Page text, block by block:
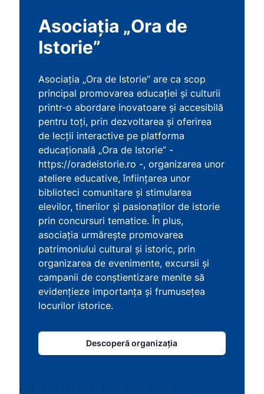
Asociația „Ora de
Istorie”
Asociația „Ora de Istorie” are ca scop
principal promovarea educației și culturii
printr-o abordare inovatoare și accesibilă
pentru toți, prin dezvoltarea și oferirea
de lecții interactive pe platforma
educațională „Ora de Istorie” -
https://oradeistorie.ro -, organizarea unor
ateliere educative, înființarea unor
biblioteci comunitare și stimularea
elevilor, tinerilor și pasionaților de istorie
prin concursuri tematice. În plus,
asociația urmărește promovarea
patrimoniului cultural și istoric, prin
organizarea de evenimente, excursii și
campanii de conștientizare menite să
evidențieze importanța și frumusețea
locurilor istorice.
Descoperă organizația